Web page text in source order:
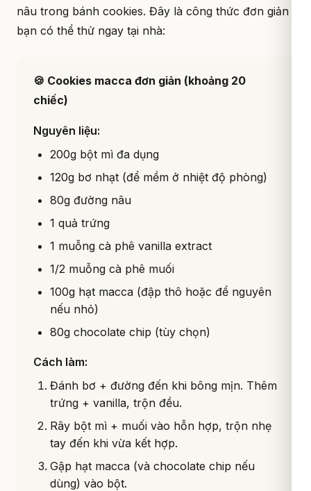
nâu trong bánh cookies. Đây là công thức đơn giản
bạn có thể thử ngay tại nhà:
🍪 Cookies macca đơn giản (khoảng 20
chiếc)
Nguyên liệu:
200g bột mì đa dụng
120g bơ nhạt (để mềm ở nhiệt độ phòng)
80g đường nâu
1 quả trứng
1 muỗng cà phê vanilla extract
1/2 muỗng cà phê muối
100g hạt macca (đập thô hoặc để nguyên
nếu nhỏ)
80g chocolate chip (tùy chọn)
Cách làm:
Đánh bơ + đường đến khi bông mịn. Thêm
trứng + vanilla, trộn đều.
Rây bột mì + muối vào hỗn hợp, trộn nhẹ
tay đến khi vừa kết hợp.
Gập hạt macca (và chocolate chip nếu
dùng) vào bột.